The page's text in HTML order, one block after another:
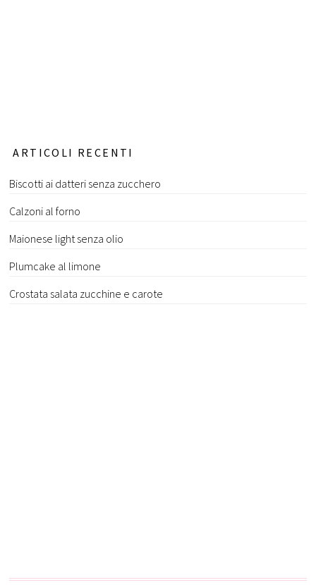
ARTICOLI RECENTI
Biscotti ai datteri senza zucchero
Calzoni al forno
Maionese light senza olio
Plumcake al limone
Crostata salata zucchine e carote